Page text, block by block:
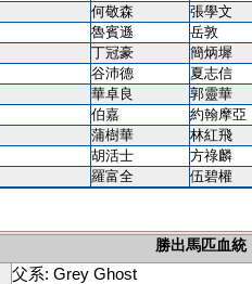
何敬森 張學文
魯賓遜 岳敦
丁冠豪 簡炳墀
谷沛德 夏志信
華卓良 郭靈華
伯嘉 約翰摩亞
蒲樹華 林紅飛
胡活士 方祿麟
羅富全
伍碧權
勝出馬匹血統
父系: Grey Ghost